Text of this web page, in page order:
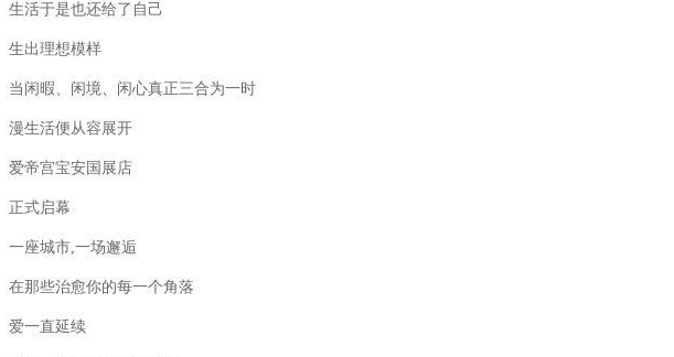
生活于是也还给了自己
生出理想模样
当闲暇、闲境、闲心真正三合为一时
漫生活便从容展开
爱帝宫宝安国展店
正式启幕
一座城市,一场邂逅
在那些治愈你的每一个角落
爱一直延续